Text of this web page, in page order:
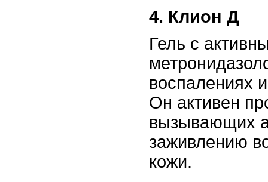
4. Клион Д
Гель с
воспалениях
Он активен
вызывающих
заживлению
кожи.